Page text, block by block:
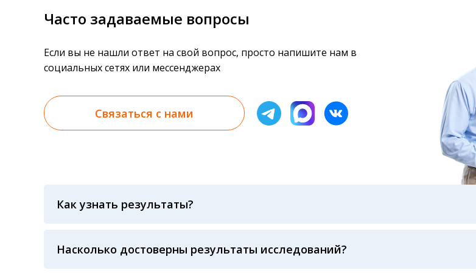
Часто задаваемые вопросы
Если вы не нашли ответ на свой вопрос, просто напишите нам в
социальных сетях или мессенджерах
Связаться с нами
Как узнать результаты?
анализов при предъявлении паспорта или чека об оплате
Насколько достоверны результаты исследований?
Гарантия качества лабораторных тестов обеспечивается соблюдением